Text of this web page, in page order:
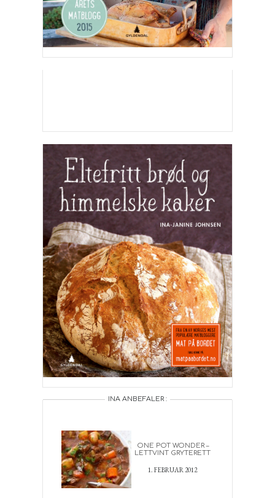
INA ANBEFALER :
ONE POT WONDER –
LETTVINT GRYTERETT
1. FEBRUAR 2012